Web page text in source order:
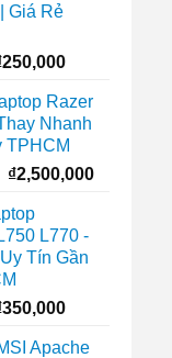
Giá Rẻ
₫380,000.
250,000Giá
tại
là:
₫250,000.
Razer
Nhanh
TPHCM
Giá
là:
₫4,800,000.
₫2,500,000Giá
L770 -
Tín Gần
350,000Giá
tại
Apache